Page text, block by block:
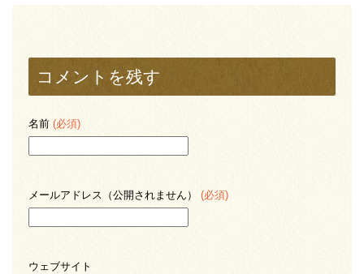
コメントを残す
名前 (必須)
メールアドレス（公開されません） (必須)
ウェブサイト